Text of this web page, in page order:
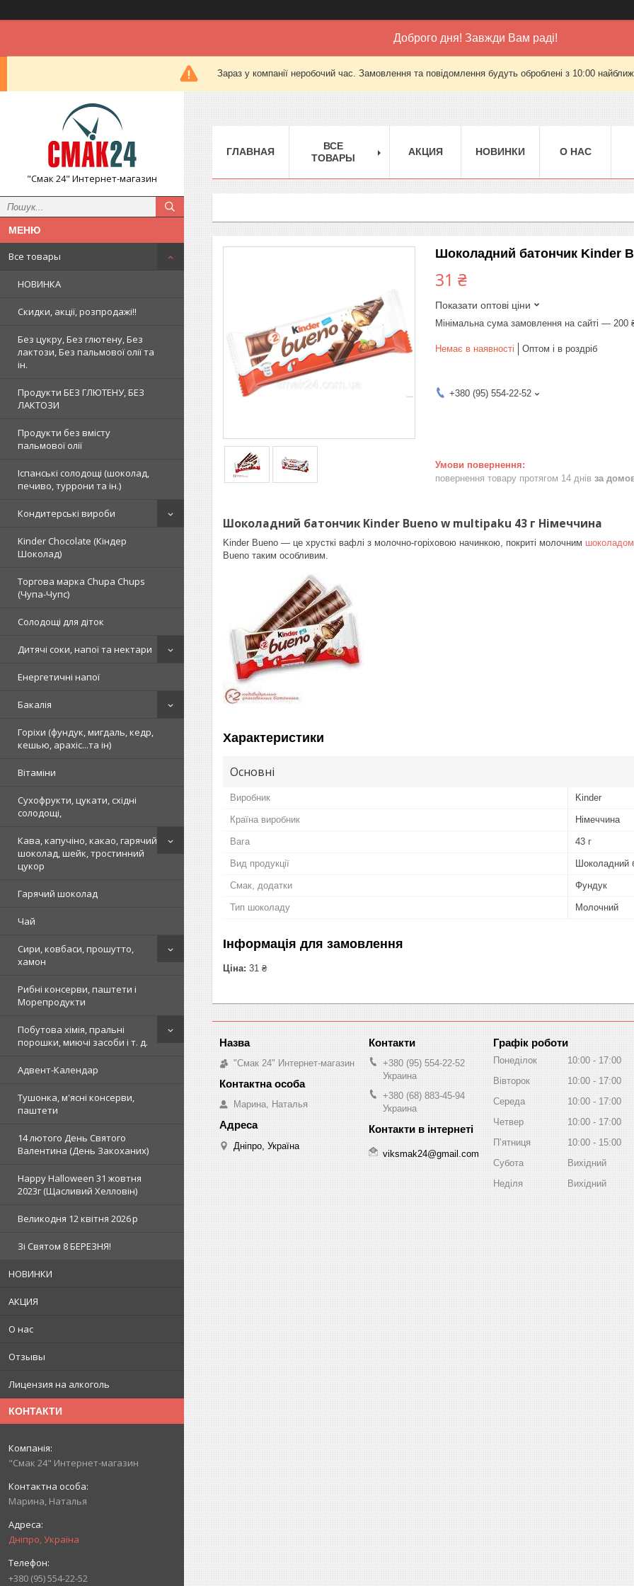
Доброго дня! Завжди Вам раді!
Зараз у компанії неробочий час. Замовлення та повідомлення будуть оброблені з 10:00
"Смак 24" Интернет-магазин
Все товары
НОВИНКА
Скидки, акції, розпродажі!!
Без цукру, Без глютену, Без
лактози, Без пальмової олії та
ін.
Продукти БЕЗ ГЛЮТЕНУ, БЕЗ
ЛАКТОЗИ
Продукти без вмісту
пальмової олії
Іспанські солодощі (шоколад,
печиво, туррони та ін.)
Кондитерські вироби
Kinder Chocolate (Кіндер
Шоколад)
Торгова марка Chupa Chups
(Чупа-Чупс)
Солодощі для діток
Дитячі соки, напої та нектари
Енергетичні напої
Бакалія
Горіхи (фундук, мигдаль, кедр,
кешью, арахіс...та ін)
Вітаміни
Сухофрукти, цукати, східні
солодощі,
Кава, капучіно, какао, гарячий
шоколад, шейк, тростинний
цукор
Гарячий шоколад
Чай
Сири, ковбаси, прошутто,
хамон
Рибні консерви, паштети і
Морепродукти
Побутова хімія, пральні
порошки, миючі засоби і т. д.
Адвент-Календар
Тушонка, м'ясні консерви,
паштети
14 лютого День Святого
Валентина (День Закоханих)
Happy Halloween 31 жовтня
2023г (Щасливий Хелловін)
Великодня 12 квітня 2026 р
Зi Святом 8 БЕРЕЗНЯ!
НОВИНКИ
АКЦИЯ
О нас
Отзывы
Лицензия на алкоголь
КОНТАКТИ
"Смак 24" Интернет-магазин
Марина, Наталья
Дніпро, Україна
+380 (95) 554-22-52
ГЛАВНАЯ
ВСЕ
ТОВАРЫ
АКЦИЯ НОВИНКИ О НАС
Шоколадний батончик Kinder
31 ₴
Показати оптові ціни
Мінімальна сума замовлення на сайті — 200
Немає в наявності Оптом і в роздріб
+380 (95) 554-22-52
повернення товару протягом 14 днів за
Шоколадний батончик Kinder Bueno w multipaku 43 г Німеччина
Kinder Bueno — це хрусткі вафлі з молочно-горіховою начинкою, покриті молочним шоколадом
Bueno таким особливим.
Характеристики
Основні
Виробник Kinder
Країна виробник Німеччина
Вага 43 г
Вид продукції Шоколадний
Смак, додатки Фундук
Тип шоколаду Молочний
Інформація для замовлення
Ціна: 31 ₴
"Смак 24" Интернет-магазин
Марина, Наталья
Дніпро, Україна
+380 (95) 554-22-52
Украина
+380 (68) 883-45-94
Украина
viksmak24@gmail.com
Графік роботи
Понеділок 10:00
17:00
Вівторок
10:00
17:00
Середа
10:00
17:00
Четвер
10:00
17:00
Пʼятниця
10:00
15:00
Субота
Вихідний
Неділя
Вихідний